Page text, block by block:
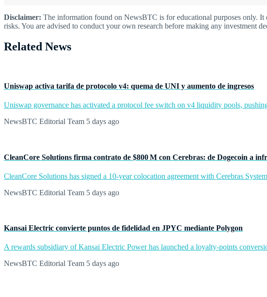
Disclaimer: The information found on NewsBTC is for educational purposes only.
risks. You are advised to conduct your own research before making any investment
Related News
Uniswap activa tarifa de protocolo v4: quema de UNI y aumento de ingresos
Uniswap governance has activated a protocol fee switch on v4 liquidity pools,
NewsBTC Editorial Team 5 days ago
CleanCore Solutions firma contrato de $800 M con Cerebras: de Dogecoin a
CleanCore Solutions has signed a 10-year colocation agreement with Cerebras
NewsBTC Editorial Team 5 days ago
Kansai Electric convierte puntos de fidelidad en JPYC mediante Polygon
A rewards subsidiary of Kansai Electric Power has launched a loyalty-points
NewsBTC Editorial Team 5 days ago